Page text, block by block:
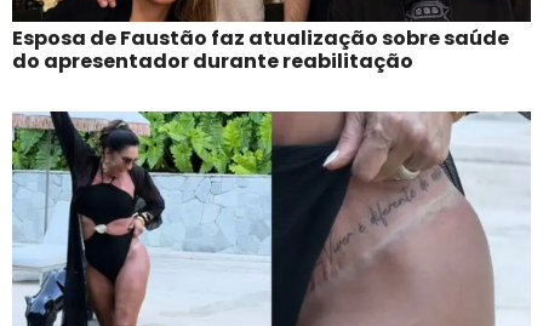
Esposa de Faustão faz atualização sobre saúde
do apresentador durante reabilitação